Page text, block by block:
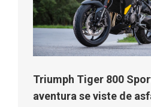
Triumph Tiger 800
aventura se viste de